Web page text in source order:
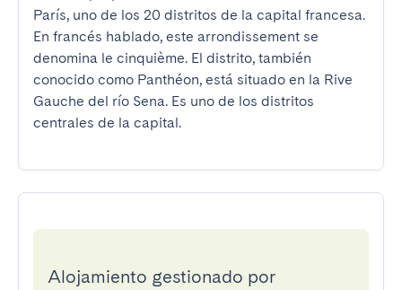
París, uno de los 20 distritos de la capital francesa.
En francés hablado, este arrondissement se
denomina le cinquième. El distrito, también
conocido como Panthéon, está situado en la Rive
Gauche del río Sena. Es uno de los distritos
centrales de la capital.
Alojamiento gestionado por